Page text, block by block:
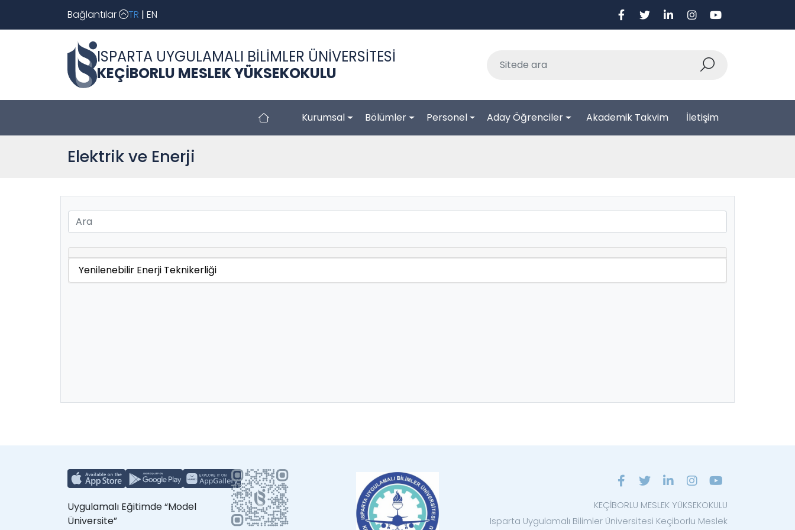
Bağlantılar TR | EN
ISPARTA UYGULAMALI BİLİMLER ÜNİVERSİTESİ
KEÇİBORLU MESLEK YÜKSEKOKULU
Kurumsal Bölümler Personel Aday Öğrenciler Akademik Takvim İletişim
Elektrik ve Enerji
Yenilenebilir Enerji Teknikerliği
Uygulamalı Eğitimde “Model
Üniversite”
KEÇİBORLU MESLEK YÜKSEKOKULU
Isparta Uygulamalı Bilimler Üniversitesi Keçiborlu Meslek